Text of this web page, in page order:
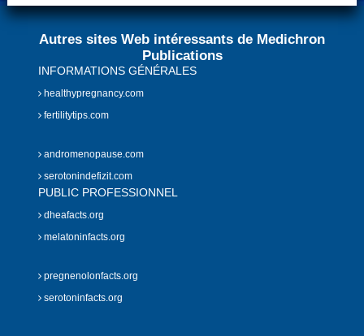
Autres sites Web intéressants de Medichron
Publications
INFORMATIONS GÉNÉRALES
healthypregnancy.com
fertilitytips.com
andromenopause.com
serotonindefizit.com
PUBLIC PROFESSIONNEL
dheafacts.org
melatoninfacts.org
pregnenolonfacts.org
serotoninfacts.org